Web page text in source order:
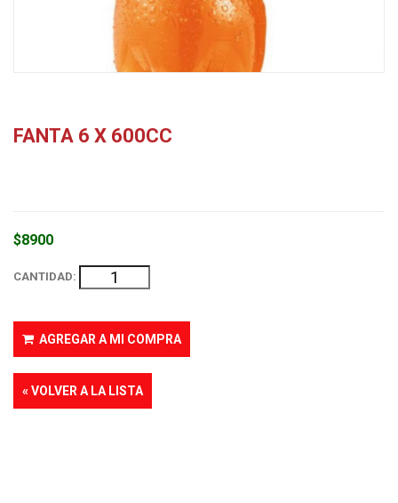
FANTA 6 X 600CC
$8900
CANTIDAD:
AGREGAR A MI COMPRA
« VOLVER A LA LISTA